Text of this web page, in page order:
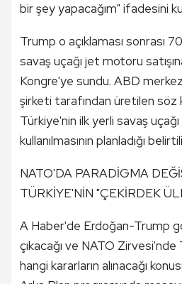
bir şey yapacağım" ifadesini
Trump o açıklaması sonrası
savaş uçağı jet motoru
Kongre'ye sundu. ABD
şirketi tarafından üretilen söz
Türkiye'nin ilk yerli savaş
kullanılmasının planladığı
NATO'DA PARADİGMA
TÜRKİYE'NİN "ÇEKİRDEK
A Haber'de Erdoğan-Trump
çıkacağı ve NATO
hangi kararların alınacağı